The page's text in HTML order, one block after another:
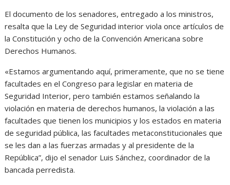
El documento de los senadores, entregado a los ministros,
resalta que la Ley de Seguridad interior viola once artículos de
la Constitución y ocho de la Convención Americana sobre
Derechos Humanos.
«Estamos argumentando aquí, primeramente, que no se tiene
facultades en el Congreso para legislar en materia de
Seguridad Interior, pero también estamos señalando la
violación en materia de derechos humanos, la violación a las
facultades que tienen los municipios y los estados en materia
de seguridad pública, las facultades metaconstitucionales que
se les dan a las fuerzas armadas y al presidente de la
República”, dijo el senador Luis Sánchez, coordinador de la
bancada perredista.